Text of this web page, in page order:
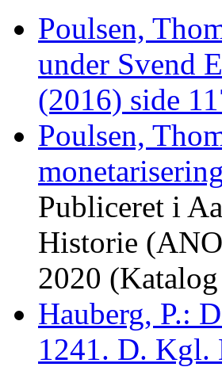
Poulsen,
under Svend
(2016) side
Poulsen,
Publiceret i
Historie
2020
Hauberg, P.:
1241. D. Kgl.